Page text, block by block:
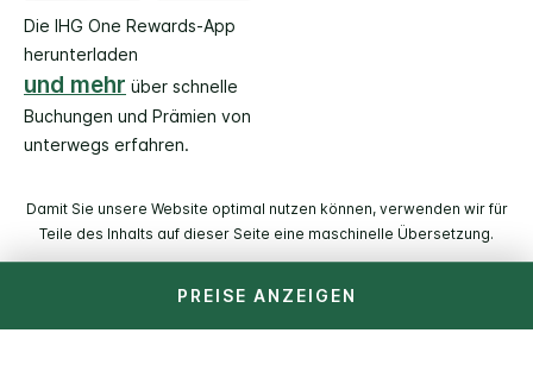
PREISE ANZEIGEN
Die IHG One Rewards-App
herunterladen
und mehr über schnelle
Buchungen und Prämien von
unterwegs erfahren.
Damit Sie unsere Website optimal nutzen können, verwenden wir für
Teile des Inhalts auf dieser Seite eine maschinelle Übersetzung.
© 2026 IHG. Alle Rechte vorbehalten. Die meisten Hotels